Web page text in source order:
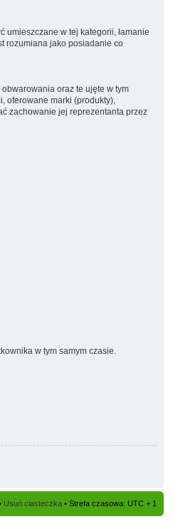
umieszczane w tej kategorii, łamanie
rozumiana jako posiadanie co
oraz te ujęte w tym
oferowane marki (produkty),
zachowanie jej reprezentanta przez
w tym samym czasie.
Usuń ciasteczka • Strefa czasowa: UTC + 1